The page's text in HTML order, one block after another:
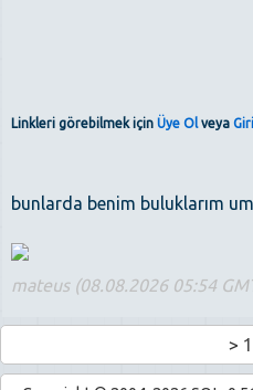
Linkleri görebilmek için Üye Olveya
bunlarda benim buluklarım
mateus (08.08.2026 05:54
> 1